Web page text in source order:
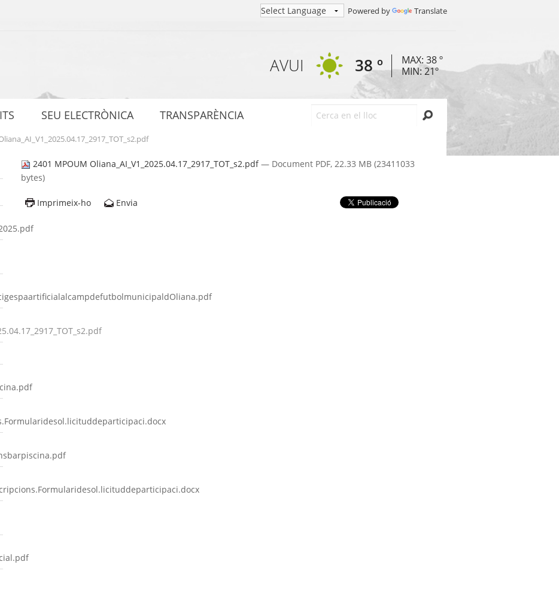
Powered by Translate
AVUI 38 º
MAX: 38 º
MIN: 21º
SEU ELECTRÒNICA TRANSPARÈNCIA
2401 MPOUM Oliana_AI_V1_2025.04.17_2917_TOT_s2.pdf— Document PDF, 22.33 MB (23411033
bytes)
Imprimeix-ho Envia